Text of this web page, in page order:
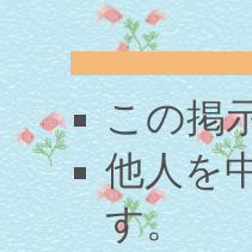
この掲
他人を
す。